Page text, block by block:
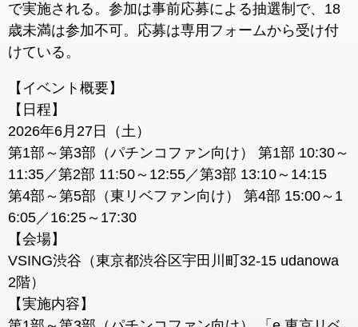
で実施される。参加は事前応募による抽選制で、18
歳未満は参加不可。応募は専用フォームから受け付
けている。
【イベント概要】
【日程】
2026年6月27日（土）
第1部～第3部（パチンコファン向け） 第1部 10:30～
11:35／第2部 11:50～12:55／第3部 13:10～14:15
第4部～第5部（東リベファン向け） 第4部 15:00～1
6:05／16:25～17:30
【会場】
VSING渋谷（東京都渋谷区宇田川町32-15 udanowa
2階）
【実施内容】